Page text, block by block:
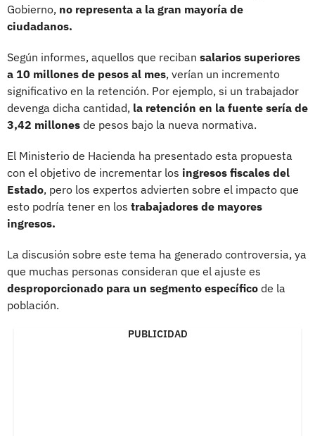
Gobierno, no representa a la gran mayoría de
ciudadanos.
Según informes, aquellos que reciban salarios superiores
a 10 millones de pesos al mes, verían un incremento
significativo en la retención. Por ejemplo, si un trabajador
devenga dicha cantidad, la retención en la fuente sería de
3,42 millones de pesos bajo la nueva normativa.
El Ministerio de Hacienda ha presentado esta propuesta
con el objetivo de incrementar los ingresos fiscales del
Estado, pero los expertos advierten sobre el impacto que
esto podría tener en los trabajadores de mayores
ingresos.
La discusión sobre este tema ha generado controversia, ya
que muchas personas consideran que el ajuste es
desproporcionado para un segmento específico de la
población.
PUBLICIDAD